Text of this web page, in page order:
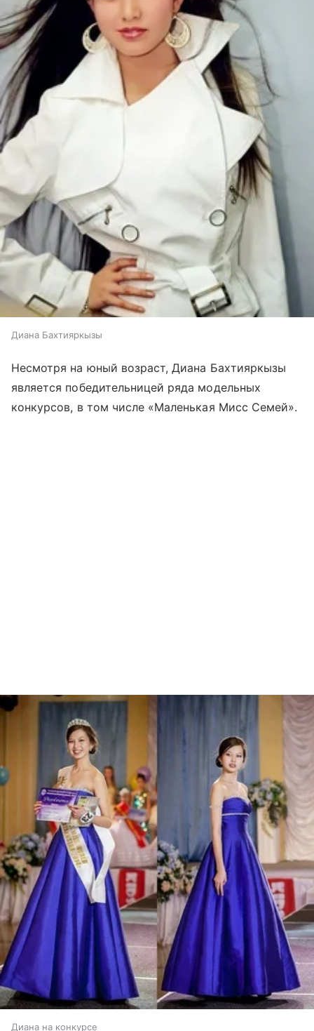
Диана Бахтияркызы
Несмотря на юный возраст, Диана Бахтияркызы
является победительницей ряда модельных
конкурсов, в том числе «Маленькая Мисс Семей».
Диана на конкурсе